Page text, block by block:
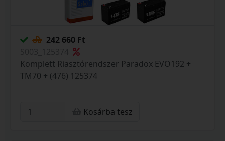
242 660 Ft
Komplett Riasztórendszer Paradox EVO192 +
TM70 + (476) 125374
Kosárba tesz